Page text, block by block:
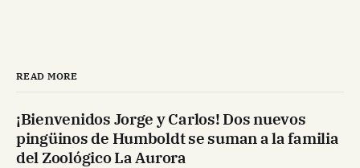
READ MORE
¡Bienvenidos Jorge y Carlos! Dos nuevos
pingüinos de Humboldt se suman a la familia
del Zoológico La Aurora